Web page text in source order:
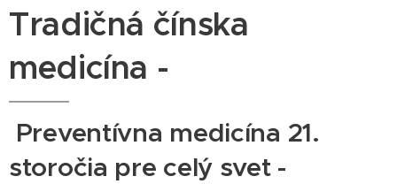
Tradičná čínska
medicína -
Preventívna medicína 21.
storočia pre celý svet -